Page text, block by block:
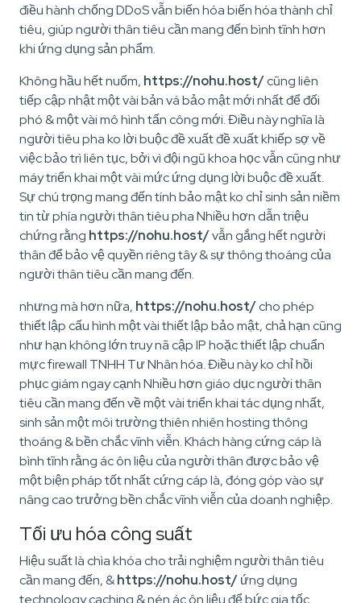
điều hành chống DDoS vẫn biến hóa biến hóa thành chỉ
tiêu, giúp người thân tiêu cần mang đến bình tĩnh hơn
khi ứng dụng sản phẩm.
Không hầu hết nuốm, https://nohu.host/cũng liên
tiếp cập nhật một vài bản vá bảo mật mới nhất để đối
phó & một vài mô hình tấn công mới. Điều này nghĩa là
người tiêu pha ko lời buộc đề xuất đề xuất khiếp sợ về
việc bảo trì liên tục, bởi vì đội ngũ khoa học vẫn cũng như
máy triển khai một vài mức ứng dụng lời buộc đề xuất.
Sự chú trọng mang đến tính bảo mật ko chỉ sinh sản niềm
tin từ phía người thân tiêu pha Nhiều hơn dẫn triệu
chứng rằng https://nohu.host/vẫn gắng hết người
thân để bảo vệ quyền riêng tây & sự thông thoáng của
người thân tiêu cần mang đến.
nhưng mà hơn nữa, https://nohu.host/cho phép
thiết lập cấu hình một vài thiết lập bảo mật, chả hạn cũng
như hạn không lớn truy nã cập IP hoặc thiết lập chuẩn
mực firewall TNHH Tư Nhân hóa. Điều này ko chỉ hồi
phục giám ngay cạnh Nhiều hơn giáo dục người thân
tiêu cần mang đến về một vài triển khai tác dụng nhất,
sinh sản một môi trường thiên nhiên hosting thông
thoáng & bền chắc vĩnh viễn. Khách hàng cứng cáp là
bình tĩnh rằng ác ôn liệu của người thân được bảo vệ
một biện pháp tốt nhất cứng cáp là, đóng góp vào sự
nâng cao trưởng bền chắc vĩnh viễn của doanh nghiệp.
Tối ưu hóa công suất
Hiệu suất là chìa khóa cho trải nghiệm người thân tiêu
cần mang đến, &https://nohu.host/ứng dụng
technology caching & nén ác ôn liệu để bức gia tốc